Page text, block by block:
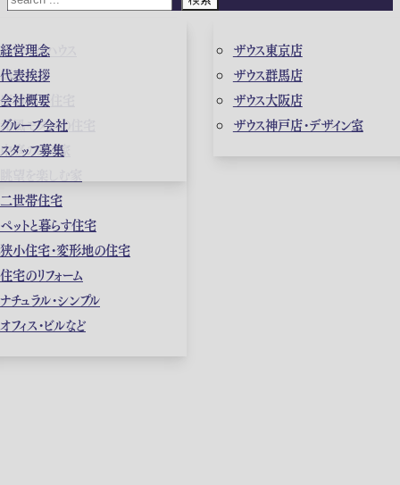
ガレージハウス
高級住宅
店舗併用住宅
和風モダンの住宅
中庭のある家
二世帯住宅
ペットと暮らす住宅
狭小住宅・変形地の住宅
住宅のリフォーム
ナチュラル・シンプル
オフィス・ビルなど
経営理念
代表挨拶
会社概要
グループ会社
スタッフ募集
ザウス東京店
ザウス群馬店
ザウス大阪店
ザウス神戸店・デザイン室